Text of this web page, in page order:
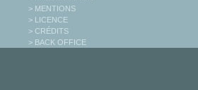
> MENTIONS
> LICENCE
> CRÉDITS
> BACK OFFICE